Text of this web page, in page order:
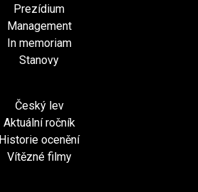
Prezídium
Management
In memoriam
Stanovy
Český lev
Aktuální ročník
Historie ocenění
Vítězné filmy